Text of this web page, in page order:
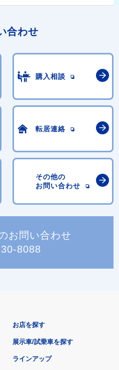
合わせ
購入相談
転居連絡
その他の
お問い合わせ
お問い合わせ
8088
お店を探す
展示車/試乗車を探す
ラインアップ